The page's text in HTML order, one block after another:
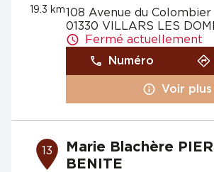
19.3 km108 Avenue du Colombier
01330 VILLARS LES
Fermé actuellement
Numéro
Voir plus
13
Marie Blachère
BENITE